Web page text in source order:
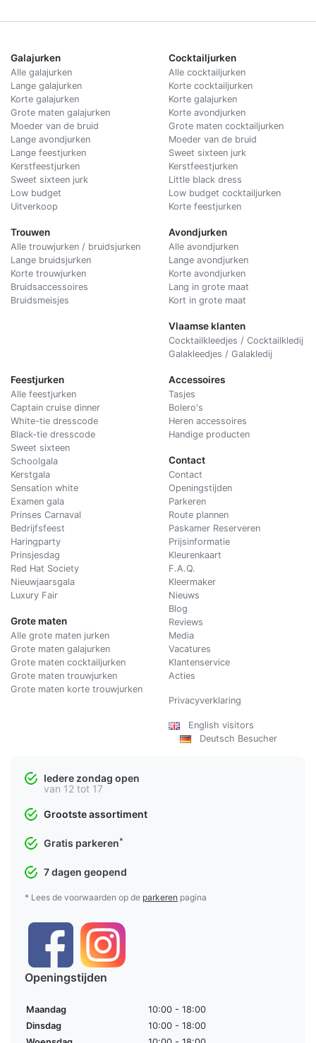
Galajurken
Alle galajurken
Lange galajurken
Korte galajurken
Grote maten galajurken
Moeder van de bruid
Lange avondjurken
Lange feestjurken
Kerstfeestjurken
Sweet sixteen jurk
Low budget
Uitverkoop
Trouwen
Alle trouwjurken / bruidsjurken
Lange bruidsjurken
Korte trouwjurken
Bruidsaccessoires
Bruidsmeisjes
Cocktailjurken
Alle cocktailjurken
Korte cocktailjurken
Korte galajurken
Korte avondjurken
Grote maten cocktailjurken
Moeder van de bruid
Sweet sixteen jurk
Kerstfeestjurken
Little black dress
Low budget cocktailjurken
Korte feestjurken
Avondjurken
Alle avondjurken
Lange avondjurken
Korte avondjurken
Lang in grote maat
Kort in grote maat
Vlaamse klanten
Cocktailkleedjes / Cocktailkledij
Galakleedjes / Galakledij
Feestjurken
Alle feestjurken
Captain cruise dinner
White-tie dresscode
Black-tie dresscode
Sweet sixteen
Schoolgala
Kerstgala
Sensation white
Examen gala
Prinses Carnaval
Bedrijfsfeest
Haringparty
Prinsjesdag
Red Hat Society
Nieuwjaarsgala
Luxury Fair
Grote maten
Alle grote maten jurken
Grote maten galajurken
Grote maten cocktailjurken
Grote maten trouwjurken
Grote maten korte trouwjurken
Accessoires
Tasjes
Bolero's
Heren accessoires
Handige producten
Contact
Contact
Openingstijden
Parkeren
Route plannen
Paskamer Reserveren
Prijsinformatie
Kleurenkaart
F.A.Q.
Kleermaker
Nieuws
Blog
Reviews
Media
Vacatures
Klantenservice
Acties
Privacyverklaring
English visitors
Deutsch Besucher
Iedere zondag open
van 12 tot 17
Grootste assortiment
Gratis parkeren*
7 dagen geopend
* Lees de voorwaarden op de parkeren pagina
Openingstijden
Maandag
10:00 - 18:00
Dinsdag
10:00 - 18:00